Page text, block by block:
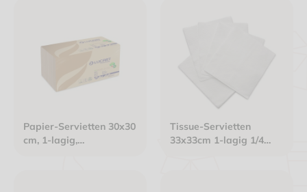
Papier-Servietten 30x30
cm, 1-lagig,
Tissue-Servietten
33x33cm 1-lagig 1/4